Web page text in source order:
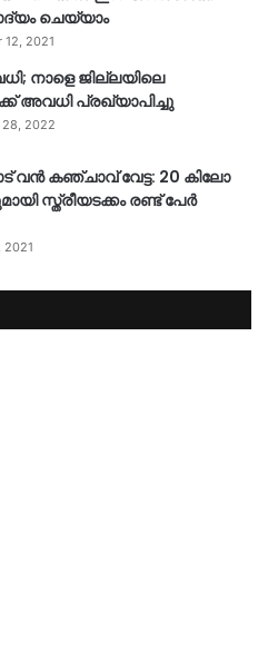
ചെയ്യാം
12, 2021
നാളെ ജില്ലയിലെ
അവധി പ്രഖ്യാപിച്ചു
28, 2022
വൻ കഞ്ചാവ് വേട്ട: 20 കിലോ
സ്ത്രീയടക്കം രണ്ട് പേർ
2021